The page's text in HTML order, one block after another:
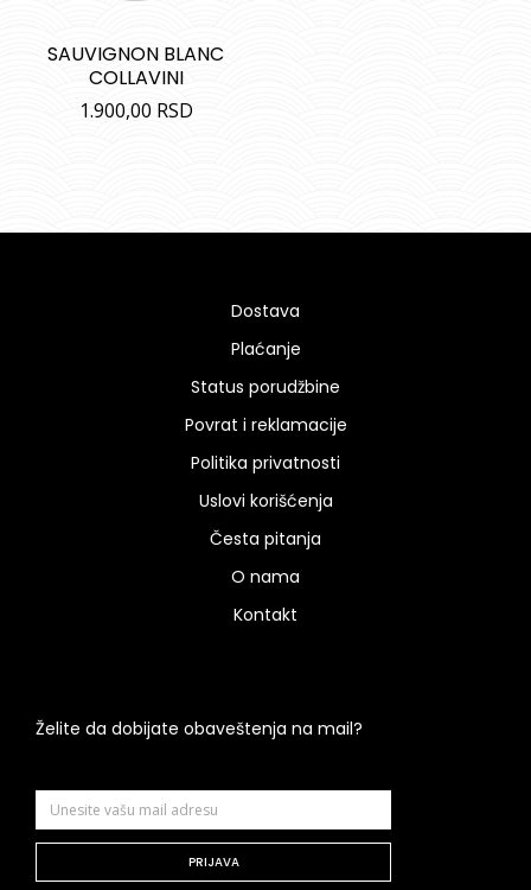
SAUVIGNON BLANC
COLLAVINI
1.900,00 RSD
Dostava
Plaćanje
Status porudžbine
Povrat i reklamacije
Politika privatnosti
Uslovi korišćenja
Česta pitanja
O nama
Kontakt
Želite da dobijate obaveštenja na mail?
PRIJAVA